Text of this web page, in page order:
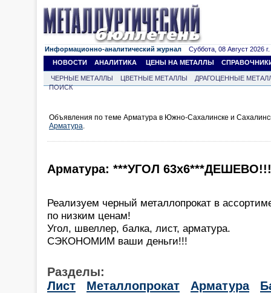
Информационно-аналитический журнал Суббота, 08 Август 2026 г.
НОВОСТИ
АНАЛИТИКА ЦЕНЫ НА МЕТАЛЛЫ
ЧЕРНЫЕ МЕТАЛЛЫ ЦВЕТНЫЕ МЕТАЛЛЫ
ДРАГОЦЕННЫЕ
ПОИСК
Объявления по теме Арматура в Южно-Сахалинске и
Арматура.
Арматура: ***УГОЛ
Реализуем черный металлопрокат в
по низким ценам!
Угол, швеллер, балка, лист, арматура.
СЭКОНОМИМ ваши деньги!!!
Разделы:
Лист
Металлопрокат Арматура